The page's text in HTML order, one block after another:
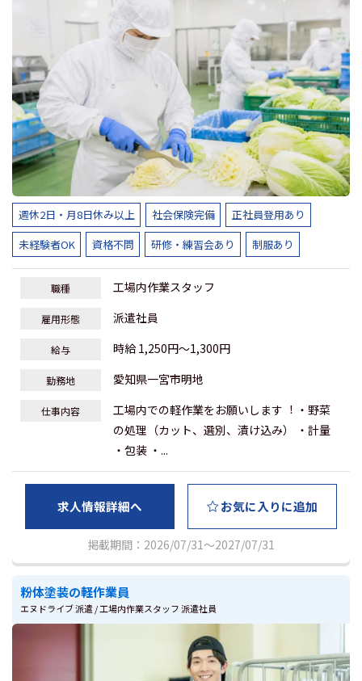
週休2日・月8日休み以上 社会保険完備
正社員登用あり
未経験者OK
資格不問 研修・練習会あり 制服あり
職種 工場内作業スタッフ
雇用形態 派遣社員
給与 時給 1,250円～1,300円
勤務地 愛知県一宮市明地
仕事内容
⼯場内での軽作業をお願いします︕ ・野菜
の処理（カット、選別、漬け込み） ・計量
・包装 ・...
求人情報詳細へ お気に入りに追加
掲載期間：2026/07/31～2027/07/31
粉体塗装の軽作業員
エヌドライブ 派遣 / 工場内作業スタッフ 派遣社員